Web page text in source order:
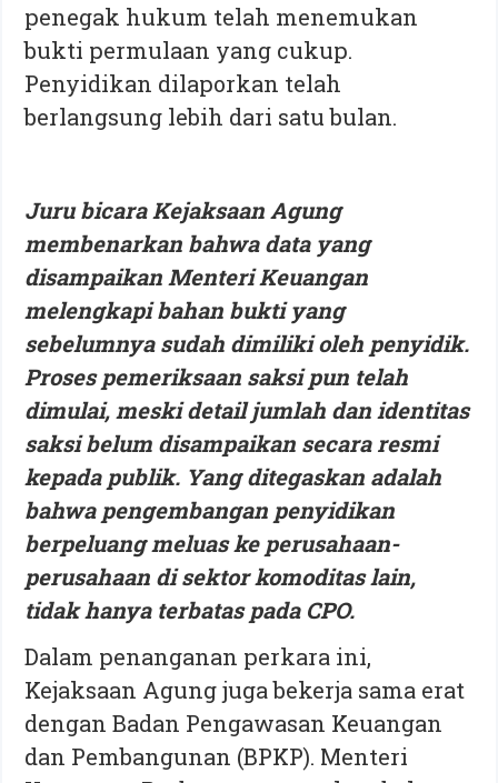
penegak hukum telah menemukan
bukti permulaan yang cukup.
Penyidikan dilaporkan telah
berlangsung lebih dari satu bulan.
Juru bicara Kejaksaan Agung
membenarkan bahwa data yang
disampaikan Menteri Keuangan
melengkapi bahan bukti yang
sebelumnya sudah dimiliki oleh penyidik.
Proses pemeriksaan saksi pun telah
dimulai, meski detail jumlah dan identitas
saksi belum disampaikan secara resmi
kepada publik. Yang ditegaskan adalah
bahwa pengembangan penyidikan
berpeluang meluas ke perusahaan-
perusahaan di sektor komoditas lain,
tidak hanya terbatas pada CPO.
Dalam penanganan perkara ini,
Kejaksaan Agung juga bekerja sama erat
dengan Badan Pengawasan Keuangan
dan Pembangunan (BPKP). Menteri